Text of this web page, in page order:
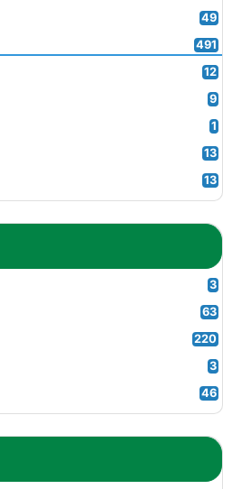
49
491
12
9
1
13
13
3
63
220
3
46